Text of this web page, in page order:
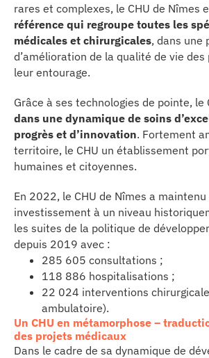
CONNECTÉ
l’éditeur
un CHU
rares et complexes, le CHU de Nîmes
référence qui regroupe toutes les
médicales et chirurgicales, dans une
d’amélioration de la qualité de vie
leur entourage.
Grâce à ses technologies de pointe, le
dans une dynamique de soins
progrès et d’innovation. Fortement
territoire, le CHU un établissement
humaines et citoyennes.
En 2022, le CHU de Nîmes a maintenu
investissement à un niveau
les suites de la politique de
depuis 2019 avec :
285 605 consultations ;
118 886 hospitalisations ;
22 024 interventions
ambulatoire).
Un CHU en métamorphose –
des projets médicaux
Dans le cadre de sa dynamique de